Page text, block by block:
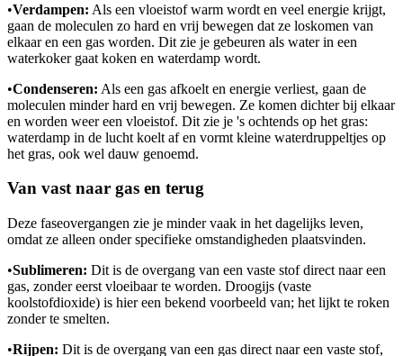
•Verdampen: Als een vloeistof warm wordt en veel energie krijgt,
gaan de moleculen zo hard en vrij bewegen dat ze loskomen van
elkaar en een gas worden. Dit zie je gebeuren als water in een
waterkoker gaat koken en waterdamp wordt.
•Condenseren: Als een gas afkoelt en energie verliest, gaan de
moleculen minder hard en vrij bewegen. Ze komen dichter bij elkaar
en worden weer een vloeistof. Dit zie je 's ochtends op het gras:
waterdamp in de lucht koelt af en vormt kleine waterdruppeltjes op
het gras, ook wel dauw genoemd.
Van vast naar gas en terug
Deze faseovergangen zie je minder vaak in het dagelijks leven,
omdat ze alleen onder specifieke omstandigheden plaatsvinden.
•Sublimeren: Dit is de overgang van een vaste stof direct naar een
gas, zonder eerst vloeibaar te worden. Droogijs (vaste
koolstofdioxide) is hier een bekend voorbeeld van; het lijkt te roken
zonder te smelten.
•Rijpen: Dit is de overgang van een gas direct naar een vaste stof,